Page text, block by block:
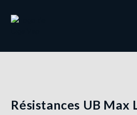
Résistances UB Max